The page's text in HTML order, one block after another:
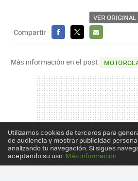
VER ORIGINAL
Compartir
FACEBOOK
X
E-
MAIL
Más información en el post
Utilizamos cookies de terceros para
de audiencia y mostrar publicidad
analizando tu navegación. Si sigues
aceptando su uso. Más información